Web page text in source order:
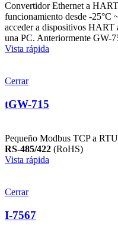
Convertidor Ethernet a
funcionamiento desde -25°C
acceder a dispositivos
una PC. Anteriormente GW-
Vista rápida
Cerrar
tGW-715
Pequeño Modbus TCP a
RS-485/422 (RoHS)
Vista rápida
Cerrar
I-7567